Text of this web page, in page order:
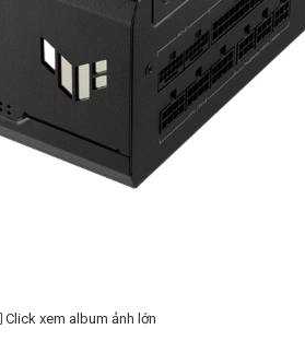
Click xem album ảnh lớn